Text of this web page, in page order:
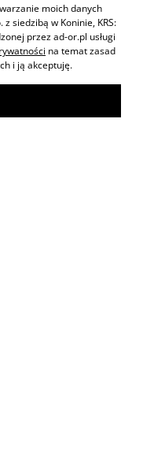
moich danych
siedzibą w Koninie, KRS:
przez ad-or.pl usługi
na temat zasad
i ją akceptuję.